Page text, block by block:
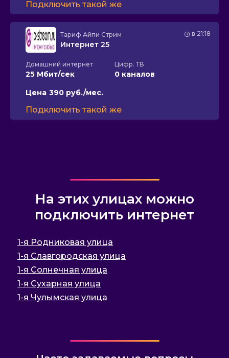
Подключить такой же
в 21:18
Тариф Айпи Стрим
Интернет 25
Домашний интернет
25 Мбит/сек
Цифр. ТВ
0 каналов
Цена 390 руб./мес.
Подключить такой же
На этих улицах можно
подключить интернет
1-я Родниковая улица
1-я Славгородская улица
1-я Солнечная улица
1-я Сухарная улица
1-я Чулымская улица